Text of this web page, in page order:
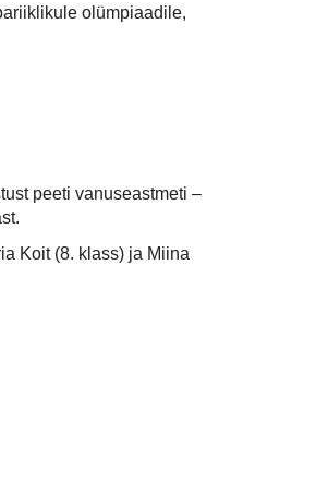
olümpiaadile,
peeti vanuseastmeti –
Koit (8. klass) ja Miina